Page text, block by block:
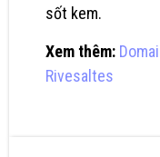
sốt kem.
Xem thêm:
Rivesaltes